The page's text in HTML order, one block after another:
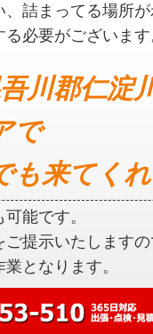
、詰まってる場所
必要がございます
川郡仁淀
で
も来てく
能です。
ご提示いたします
となります。
川郡仁淀